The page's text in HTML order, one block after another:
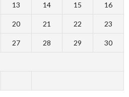
13 14 15 16
20 21 22 23
27 28 29 30